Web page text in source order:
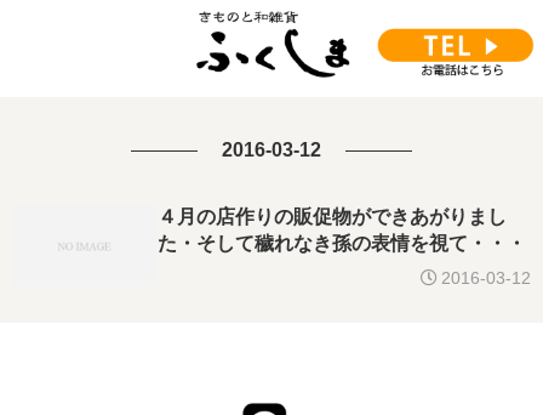
2016-03-12
４月の店作りの販促物ができあがりまし
た・そして穢れなき孫の表情を視て・・・
2016-03-12